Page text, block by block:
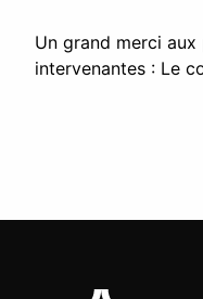
Un grand merci
intervenantes : Le